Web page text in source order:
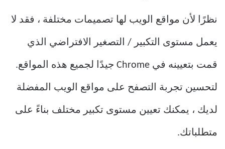
نظرًا لأن مواقع الويب لها تصميمات مختلفة ، فقد لا
يعمل مستوى التكبير / التصغير الافتراضي الذي
قمت بتعيينه في Chrome جيدًا لجميع هذه المواقع.
لتحسين تجربة التصفح على مواقع الويب المفضلة
لديك ، يمكنك تعيين مستوى تكبير مختلف بناءً على
متطلباتك.